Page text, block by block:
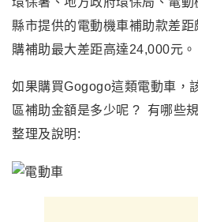
縣市提供的電動機車補助款差
購補助最大差距高達24,000元。
如果購買Gogogo這類電動車，
區補助金額是多少呢 ? 有哪些
整理及說明: